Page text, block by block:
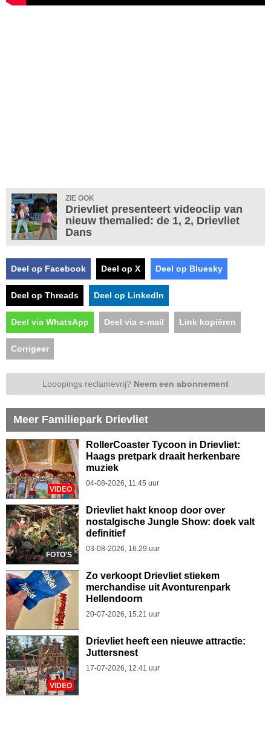
ZIE OOK
Drievliet presenteert videoclip van
nieuw themalied: de 1, 2, Drievliet
Dans
Deel op Facebook Deel op X Deel op Bluesky
Deel op Threads Deel op LinkedIn
Deel via WhatsApp Deel via e-mail Link kopiëren
Corrigeer
Looopings reclamevrij? Neem een abonnement
Meer Familiepark Drievliet
VIDEO
RollerCoaster Tycoon in Drievliet:
Haags pretpark draait herkenbare
muziek
04-08-2026, 11.45 uur
FOTO'S
Drievliet hakt knoop door over
nostalgische Jungle Show: doek valt
definitief
03-08-2026, 16.29 uur
Zo verkoopt Drievliet stiekem
merchandise uit Avonturenpark
Hellendoorn
20-07-2026, 15.21 uur
VIDEO
Drievliet heeft een nieuwe attractie:
Juttersnest
17-07-2026, 12.41 uur